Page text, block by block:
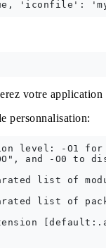
votre application
personnalisation:
level: -O1 for
and -O0 to
list of
list of